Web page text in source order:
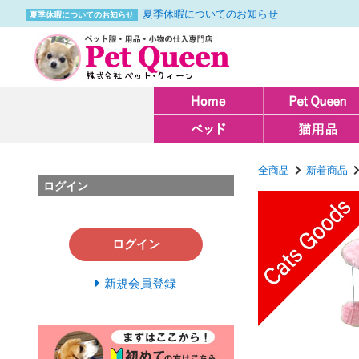
夏季休暇についてのお知らせ 夏季休暇についてのお知らせ
全商品 新着商品
ログイン
ログイン
新規会員登録